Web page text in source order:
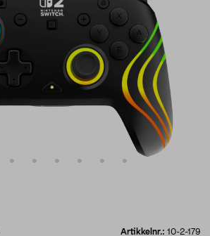
Artikkelnr.: 10-2-179